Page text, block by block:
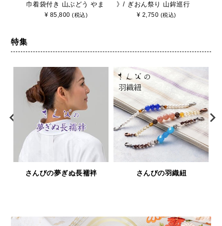
巾着袋付き 山ぶどう やま
ぶどう 手作り さんび
¥ 85,800 (税込)
》/ ぎおん祭り 山鉾巡行
京都 さんび
¥ 2,750 (税込)
特集
鹿革と漆の財布＆小物「印傳
浅草文庫